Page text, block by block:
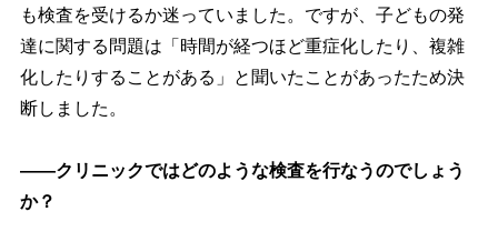
も検査を受けるか迷っていました。ですが、子どもの発
達に関する問題は「時間が経つほど重症化したり、複雑
化したりすることがある」と聞いたことがあったため決
断しました。
――クリニックではどのような検査を行なうのでしょう
か？